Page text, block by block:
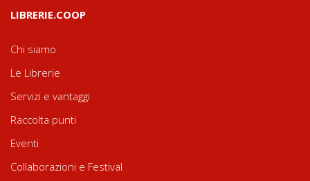
LIBRERIE.COOP
Chi siamo
Le Librerie
Servizi e vantaggi
Raccolta punti
Eventi
Collaborazioni e Festival